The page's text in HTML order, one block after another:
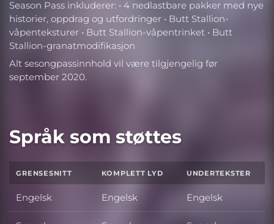
Season Pass inkluderer: • 4 nedlastbare pakker med nye
historier, oppdrag og utfordringer • Butt Stallion-
våpenteksturer • Butt Stallion-våpentrinket • Butt
Stallion-granatmodifikasjon
Alt sesongpassinnhold vil være tilgjengelig før
september 2020.
Språk som støttes
GRENSESNITT KOMPLETT LYD UNDERTEKSTER
Engelsk Engelsk Engelsk